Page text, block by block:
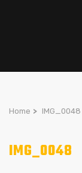
Home > IMG_0048
IMG_0048